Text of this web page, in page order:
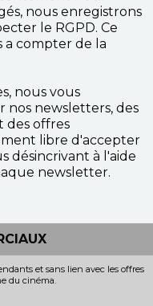
nous enregistrons
le RGPD. Ce
a compter de la
nous vous
nos newsletters, des
des offres
libre d'accepter
désincrivant à l'aide
newsletter.
et sans lien avec les offres
du cinéma.